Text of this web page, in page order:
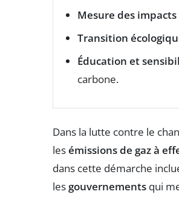
Mesure des impacts
Transition
Éducation et
carbone.
Dans la lutte contre le
lesémissions de gaz à
dans cette démarche
les gouvernements qui